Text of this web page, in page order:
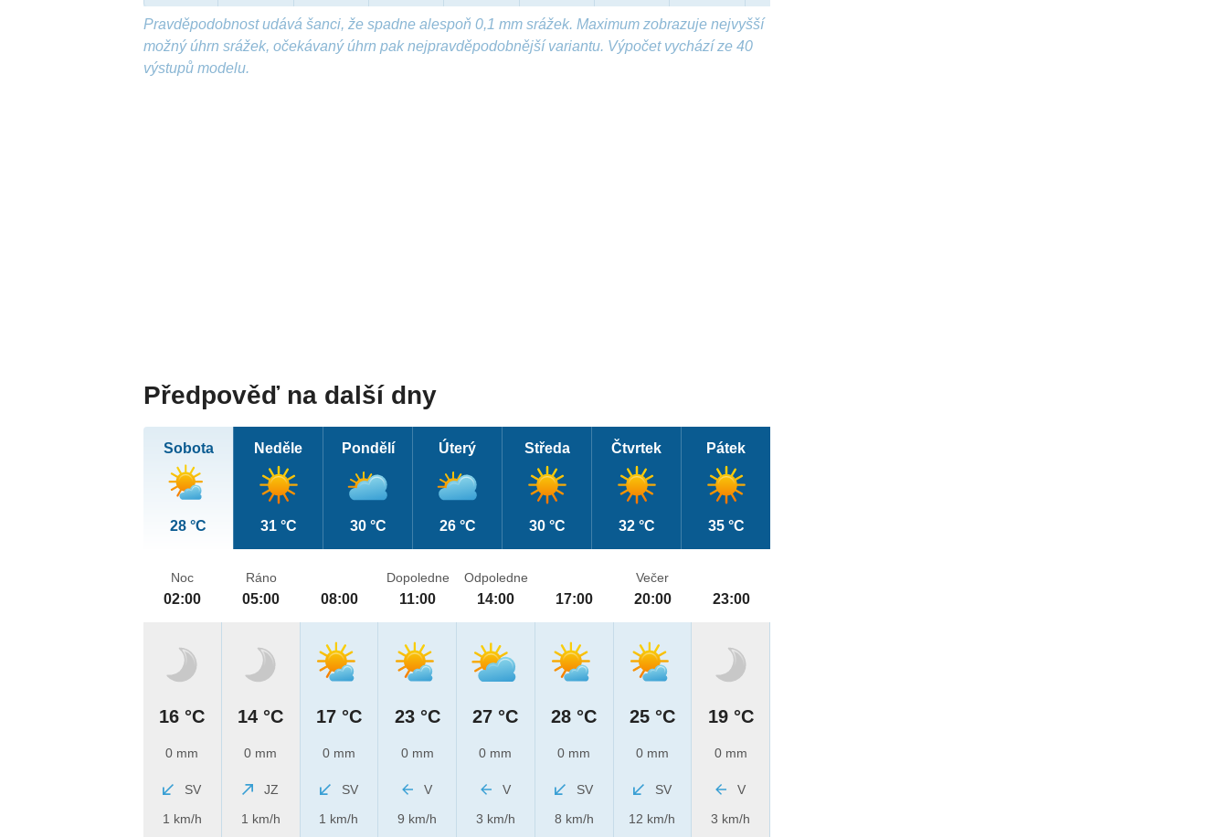
Pravděpodobnost udává šanci, že spadne alespoň 0,1 mm srážek. Maximum zobrazuje nejvyšší
možný úhrn srážek, očekávaný úhrn pak nejpravděpodobnější variantu. Výpočet vychází ze 40
výstupů modelu.
Předpověď na další dny
Sobota
28 °C
Neděle
31 °C
Pondělí
30 °C
Úterý
26 °C
Středa
30 °C
Čtvrtek
32 °C
Pátek
35 °C
Noc
02:00
16 °C
0 mm
SV
1 km/h
Ráno
05:00
14 °C
0 mm
JZ
1 km/h
08:00
17 °C
0 mm
SV
1 km/h
Dopoledne
11:00
23 °C
0 mm
V
9 km/h
Odpoledne
14:00
27 °C
0 mm
V
3 km/h
17:00
28 °C
0 mm
SV
8 km/h
Večer
20:00
25 °C
0 mm
SV
12 km/h
23:00
19 °C
0 mm
V
3 km/h